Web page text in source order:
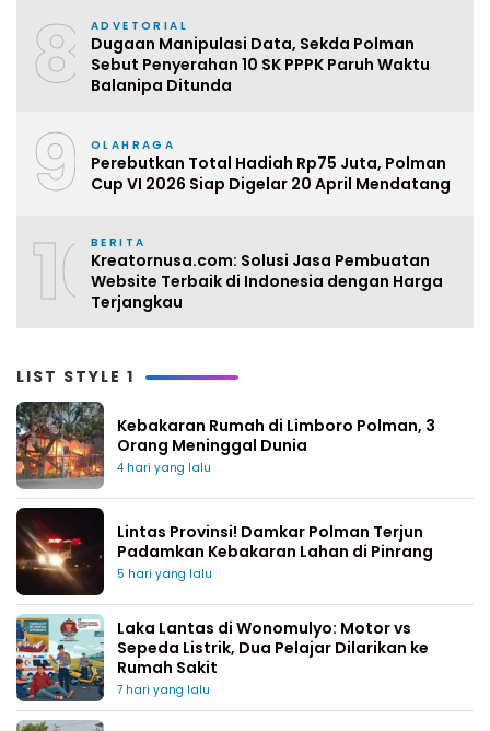
8 ADVETORIAL
Dugaan Manipulasi Data, Sekda Polman
Sebut Penyerahan 10 SK PPPK Paruh Waktu
Balanipa Ditunda
9 OLAHRAGA
Perebutkan Total Hadiah Rp75 Juta, Polman
Cup VI 2026 Siap Digelar 20 April Mendatang
10BERITA
Kreatornusa.com: Solusi Jasa Pembuatan
Website Terbaik di Indonesia dengan Harga
Terjangkau
LIST STYLE 1
Kebakaran Rumah di Limboro Polman, 3
Orang Meninggal Dunia
4 hari yang lalu
Lintas Provinsi! Damkar Polman Terjun
Padamkan Kebakaran Lahan di Pinrang
5 hari yang lalu
Laka Lantas di Wonomulyo: Motor vs
Sepeda Listrik, Dua Pelajar Dilarikan ke
Rumah Sakit
7 hari yang lalu